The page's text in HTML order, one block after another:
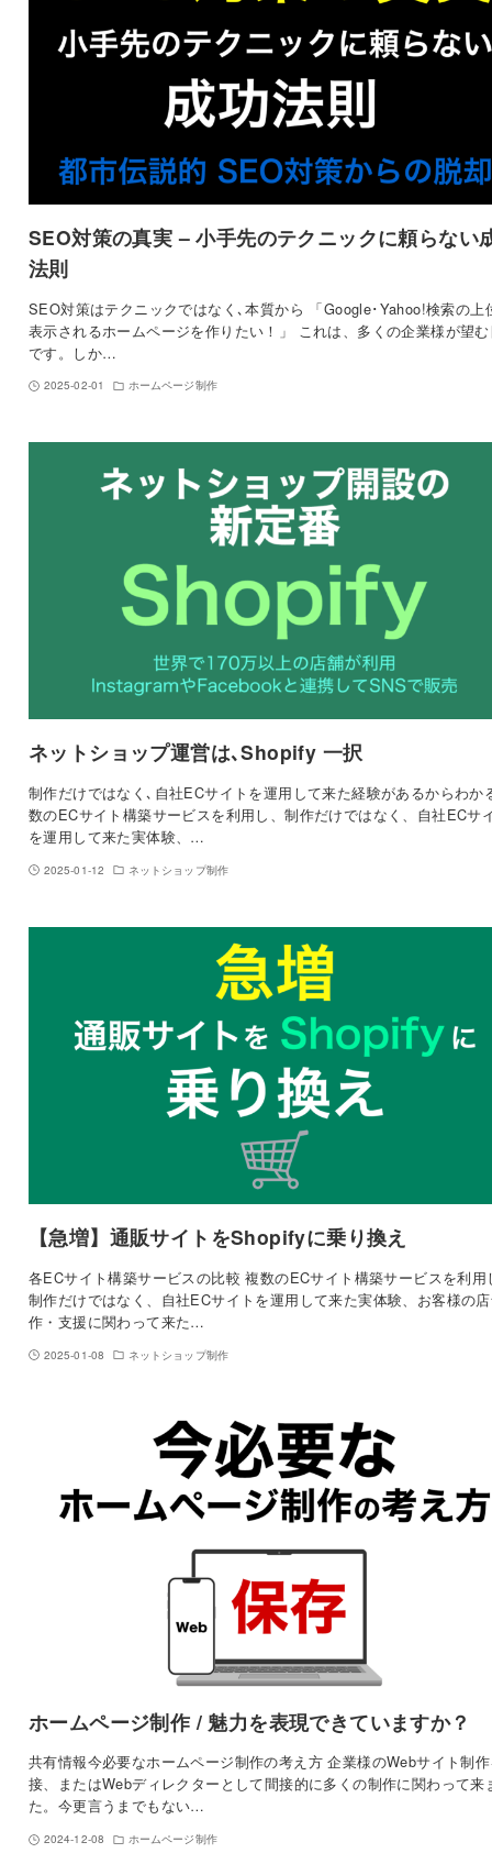
SEO対策の真実 – 小手先のテクニックに頼らない
法則
SEO対策はテクニックではなく､本質から 「Google･Yahoo!検索の上
表示されるホームページを作りたい！」 これは、多くの企業様が望
です。しか…
2025-02-01 ホームページ制作
ネットショップ運営は､Shopify 一択
制作だけではなく､自社ECサイトを運用して来た経験があるからわか
数のECサイト構築サービスを利用し、制作だけではなく、自社ECサ
を運用して来た実体験、…
2025-01-12 ネットショップ制作
【急増】通販サイトをShopifyに乗り換え
各ECサイト構築サービスの比較 複数のECサイト構築サービスを利用
制作だけではなく、自社ECサイトを運用して来た実体験、お客様の
作・支援に関わって来た…
2025-01-08 ネットショップ制作
ホームページ制作 / 魅力を表現できていますか？
共有情報今必要なホームページ制作の考え方 企業様のWebサイト制
接、またはWebディレクターとして間接的に多くの制作に関わって来
た。今更言うまでもない…
2024-12-08 ホームページ制作